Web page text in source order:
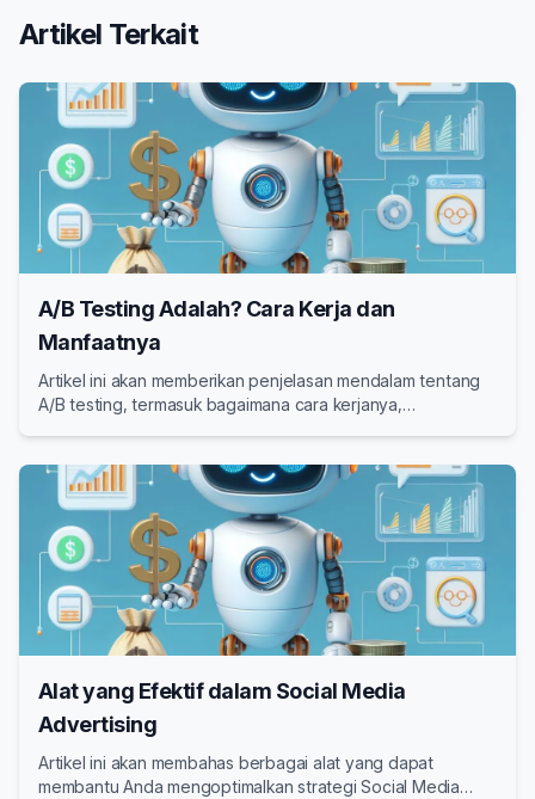
Artikel Terkait
A/B Testing Adalah? Cara Kerja dan
Manfaatnya
Artikel ini akan memberikan penjelasan mendalam tentang
A/B testing, termasuk bagaimana cara kerjanya,
Alat yang Efektif dalam Social Media
Advertising
Artikel ini akan membahas berbagai alat yang dapat
membantu Anda mengoptimalkan strategi Social Media